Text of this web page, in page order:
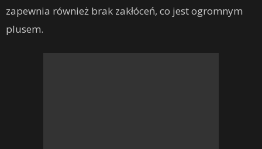
zapewnia również brak zakłóceń, co jest ogromnym
plusem.